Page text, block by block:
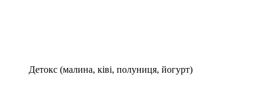
Детокс (малина, ківі, полуниця, йогурт)